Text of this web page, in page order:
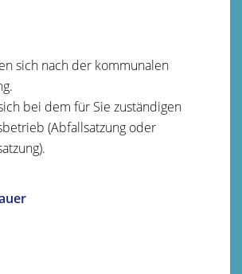
sich nach der kommunalen
bei dem für Sie zuständigen
(Abfallsatzung oder